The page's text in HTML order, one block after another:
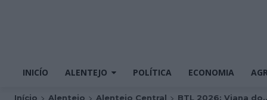
INICÍO ALENTEJO POLÍTICA ECONOMIA
Início Alentejo Alentejo Central BTL 2026: Viana